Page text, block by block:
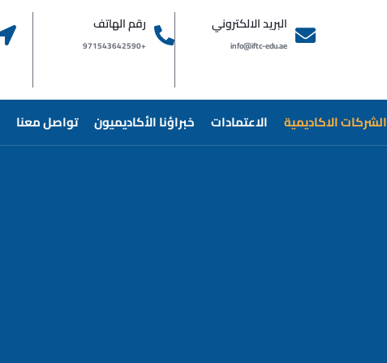
رقم الهاتف
+971543642590
البريد الالكتروني
info@iftc-edu.ae
الشركات الاكاديمية الاعتمادات خبراؤنا الأكاديميون تواصل معنا